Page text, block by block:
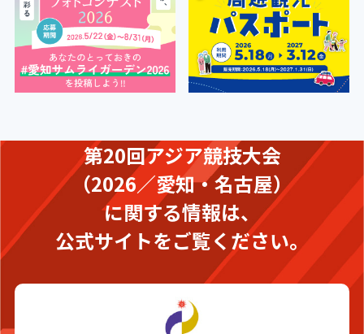
第20回アジア競技大会
（2026／愛知・名古屋）
に関する情報は、
公式サイトをご覧ください。